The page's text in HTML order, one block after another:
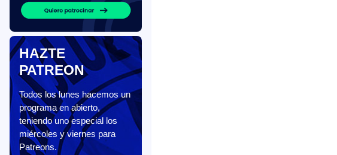
HAZTE
PATREON
Todos los lunes hacemos un
programa en abierto,
teniendo uno especial los
miércoles y viernes para
Patreons.